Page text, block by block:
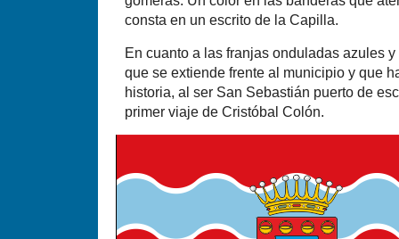
consta en un escrito de la Capilla.
En cuanto a las franjas onduladas azules
que se extiende frente al municipio y que
historia, al ser San Sebastián puerto de
primer viaje de Cristóbal Colón.